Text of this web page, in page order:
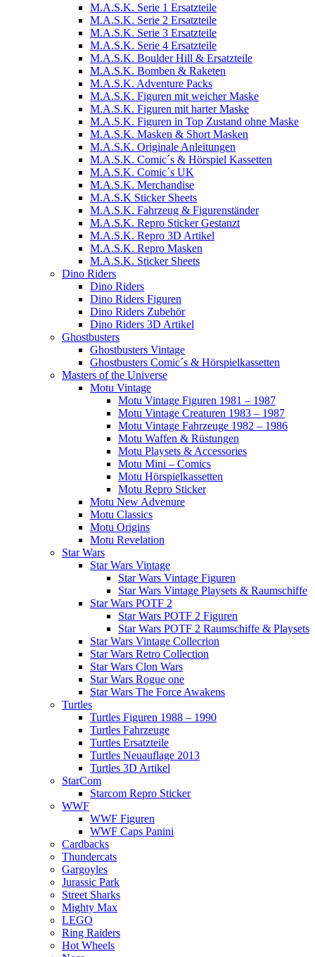
M.A.S.K. Serie 1 Ersatzteile
M.A.S.K. Serie 2 Ersatzteile
M.A.S.K. Serie 3 Ersatzteile
M.A.S.K. Serie 4 Ersatzteile
M.A.S.K. Boulder Hill & Ersatzteile
M.A.S.K. Bomben & Raketen
M.A.S.K. Adventure Packs
M.A.S.K. Figuren mit weicher Maske
M.A.S.K. Figuren mit harter Maske
M.A.S.K. Figuren in Top Zustand ohne Maske
M.A.S.K. Masken & Short Masken
M.A.S.K. Originale Anleitungen
M.A.S.K. Comic´s & Hörspiel Kassetten
M.A.S.K. Comic´s UK
M.A.S.K. Merchandise
M.A.S.K Sticker Sheets
M.A.S.K. Fahrzeug & Figurenständer
M.A.S.K. Repro Sticker Gestanzt
M.A.S.K. Repro 3D Artikel
M.A.S.K. Repro Masken
M.A.S.K. Sticker Sheets
Dino Riders
Dino Riders
Dino Riders Figuren
Dino Riders Zubehör
Dino Riders 3D Artikel
Ghostbusters
Ghostbusters Vintage
Ghostbusters Comic´s & Hörspielkassetten
Masters of the Universe
Motu Vintage
Motu Vintage Figuren 1981 – 1987
Motu Vintage Creaturen 1983 – 1987
Motu Vintage Fahrzeuge 1982 – 1986
Motu Waffen & Rüstungen
Motu Playsets & Accessories
Motu Mini – Comics
Motu Hörspielkassetten
Motu Repro Sticker
Motu New Advenure
Motu Classics
Motu Origins
Motu Revelation
Star Wars
Star Wars Vintage
Star Wars Vintage Figuren
Star Wars Vintage Playsets & Raumschiffe
Star Wars POTF 2
Star Wars POTF 2 Figuren
Star Wars POTF 2 Raumschiffe & Playsets
Star Wars Vintage Collecrion
Star Wars Retro Collection
Star Wars Clon Wars
Star Wars Rogue one
Star Wars The Force Awakens
Turtles
Turtles Figuren 1988 – 1990
Turtles Fahrzeuge
Turtles Ersatzteile
Turtles Neuauflage 2013
Turtles 3D Artikel
StarCom
Starcom Repro Sticker
WWF
WWF Figuren
WWF Caps Panini
Cardbacks
Thundercats
Gargoyles
Jurassic Park
Street Sharks
Mighty Max
LEGO
Ring Raiders
Hot Wheels